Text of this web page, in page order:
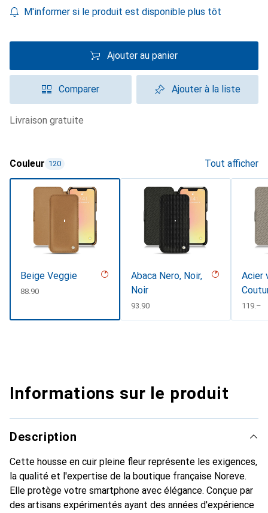
M'informer si le produit est disponible plus tôt
Ajouter au panier
Comparer Ajouter à la liste
livraison gratuite
Couleur 120 Tout afficher
Beige Veggie
CHF
88.90
Abaca Nero, Noir,
Noir
CHF
93.90
Acier
CHF
119.–
Informations sur le produit
Description
Cette housse en cuir pleine fleur représente les exigences,
la qualité et l'expertise de la boutique française Noreve.
Elle protège votre smartphone avec élégance. Conçue par
des artisans expérimentés ayant des années d'expérience